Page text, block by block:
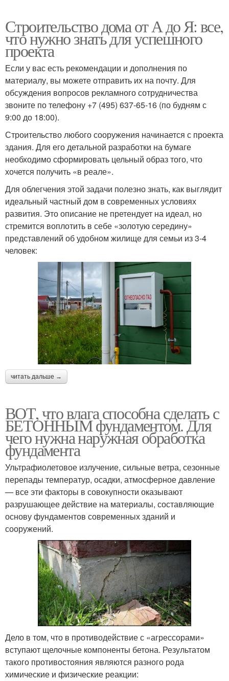
Строительство дома от А до Я: все,
что нужно знать для успешного
проекта
Если у вас есть рекомендации и дополнения по
материалу, вы можете отправить их на почту. Для
обсуждения вопросов рекламного сотрудничества
звоните по телефону +7 (495) 637-65-16 (по будням с
9:00 до 18:00).
Строительство любого сооружения начинается с проекта
здания. Для его детальной разработки на бумаге
необходимо сформировать цельный образ того, что
хочется получить «в реале».
Для облегчения этой задачи полезно знать, как выглядит
идеальный частный дом в современных условиях
развития. Это описание не претендует на идеал, но
стремится воплотить в себе «золотую середину»
представлений об удобном жилище для семьи из 3-4
человек:
читать дальше →
ВОТ, что влага способна сделать с
БЕТОННЫМ фундаментом. Для
чего нужна наружная обработка
фундамента
Ультрафиолетовое излучение, сильные ветра, сезонные
перепады температур, осадки, атмосферное давление
— все эти факторы в совокупности оказывают
разрушающее действие на материалы, составляющие
основу фундаментов современных зданий и
сооружений.
Дело в том, что в противодействие с «агрессорами»
вступают щелочные компоненты бетона. Результатом
такого противостояния являются разного рода
химические и физические реакции: